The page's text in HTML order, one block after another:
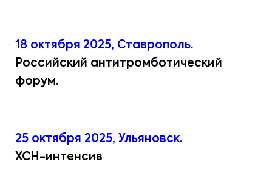
18 октября 2025, Ставрополь.
Российский антитромботический
форум.
25 октября 2025, Ульяновск.
ХСН-интенсив